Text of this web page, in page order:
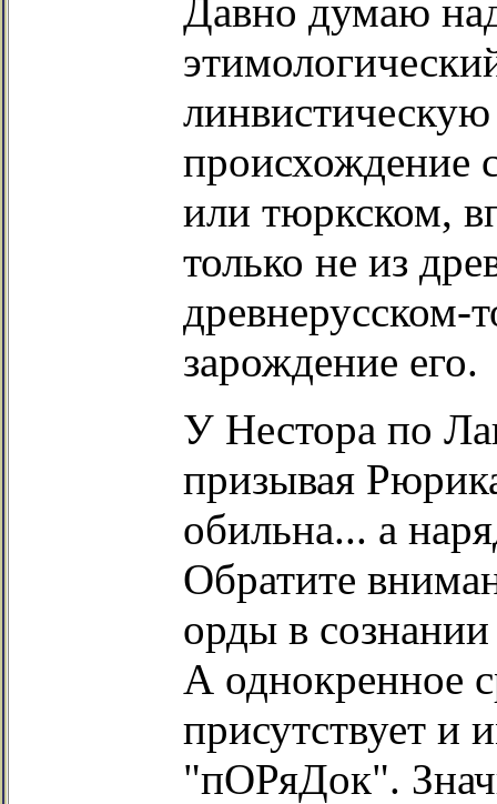
Давно думаю
происхождение
или тюркском,
только не из
древнерусском-
зарождение его.
У Нестора по
призывая
обильна... а
Обратите
орды в
А однокренное
присутствует и
"пОРяДок".